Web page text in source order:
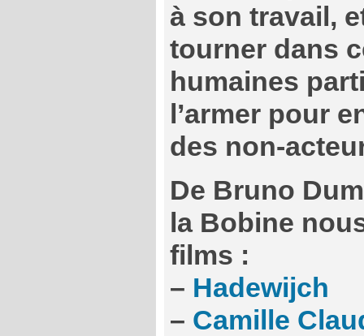
à son travail,
tourner dans
humaines
l’armer pour
des non-
De Bruno
la Bobine
films :
– Hadewijch
– Camille